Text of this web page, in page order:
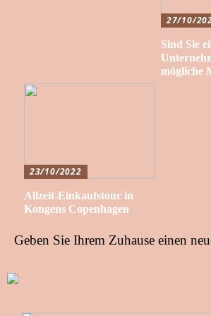
27/10/
Sind Sie
mögliche
23/10/2022
Allzeit-Einkaufstour in
Kongens Copenhagen
Geben Sie Ihrem Zuhause einen